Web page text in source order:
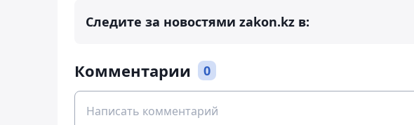
Следите за новостями zakon.kz в:
Комментарии 0